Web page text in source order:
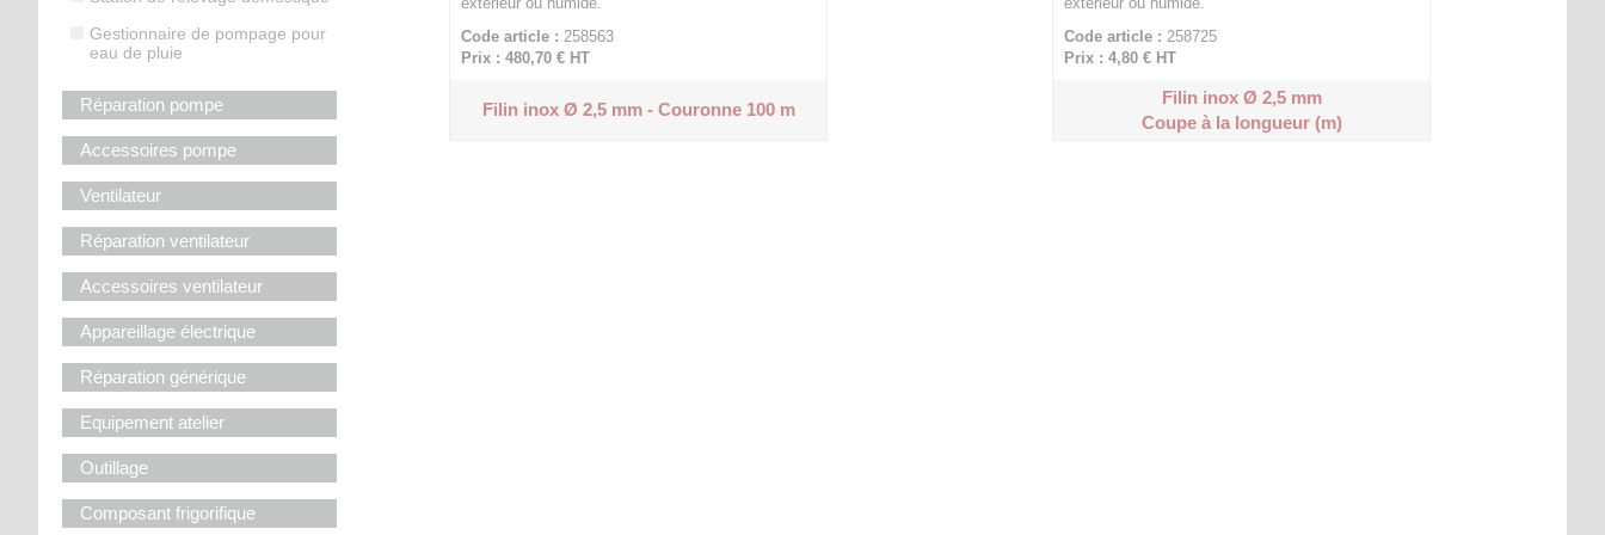
Gestionnaire de pompage pour
eau de pluie
Réparation pompe
Accessoires pompe
Ventilateur
Réparation ventilateur
Accessoires ventilateur
Appareillage électrique
Réparation générique
Equipement atelier
Outillage
Composant frigorifique
Code article : 258563
Prix : 480,70 € HT
Filin inox Ø 2,5 mm - Couronne 100 m
Code article : 258725
Prix : 4,80 € HT
Filin inox Ø 2,5 mm
Coupe à la longueur (m)